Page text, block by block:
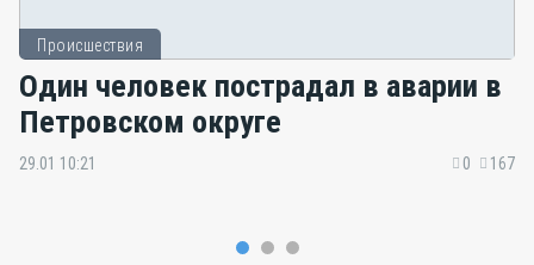
Происшествия
Один человек пострадал в аварии в
Петровском округе
29.01 10:21 0 167